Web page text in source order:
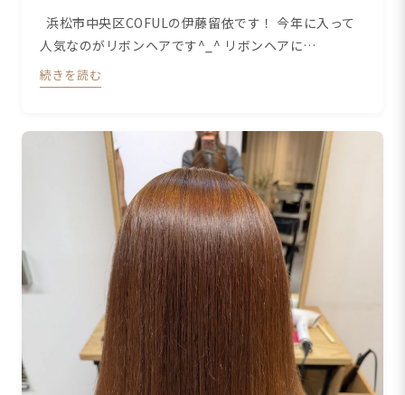
浜松市中央区COFULの伊藤留依です！ 今年に入って
人気なのがリボンヘアです^_^ リボンヘアに…
続きを読む